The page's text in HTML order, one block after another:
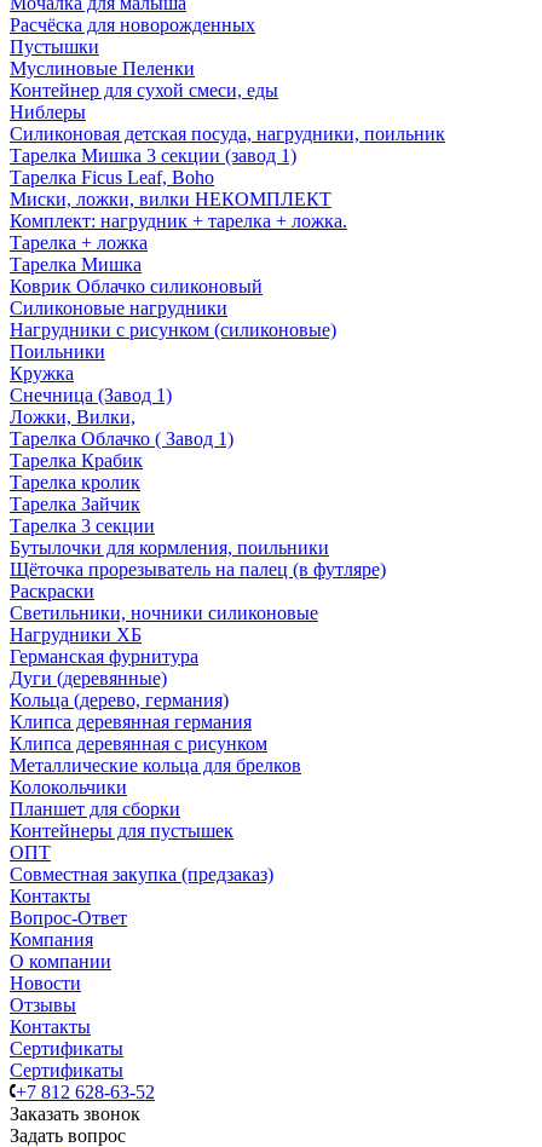
Расчёска для новорожденных
Пустышки
Муслиновые Пеленки
Контейнер для сухой смеси, еды
Ниблеры
Силиконовая детская посуда, нагрудники, поильник
Тарелка Мишка 3 секции (завод 1)
Тарелка Ficus Leaf, Boho
Миски, ложки, вилки НЕКОМПЛЕКТ
Комплект: нагрудник + тарелка + ложка.
Тарелка + ложка
Тарелка Мишка
Коврик Облачко силиконовый
Силиконовые нагрудники
Нагрудники с рисунком (силиконовые)
Поильники
Кружка
Снечница (Завод 1)
Ложки, Вилки,
Тарелка Облачко ( Завод 1)
Тарелка Крабик
Тарелка кролик
Тарелка Зайчик
Тарелка 3 секции
Бутылочки для кормления, поильники
Щёточка прорезыватель на палец (в футляре)
Раскраски
Светильники, ночники силиконовые
Нагрудники ХБ
Германская фурнитура
Дуги (деревянные)
Кольца (дерево, германия)
Клипса деревянная германия
Клипса деревянная с рисунком
Металлические кольца для брелков
Колокольчики
Планшет для сборки
Контейнеры для пустышек
ОПТ
Совместная закупка (предзаказ)
Контакты
Вопрос-Ответ
Компания
О компании
Новости
Отзывы
Контакты
Сертификаты
Сертификаты
+7 812 628-63-52
Заказать звонок
Задать вопрос